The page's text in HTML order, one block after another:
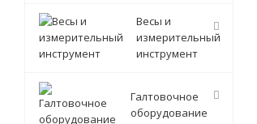
Весы и
измерительный
инструмент
Галтовочное
оборудование